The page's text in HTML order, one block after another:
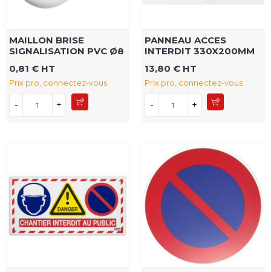
MAILLON BRISE
SIGNALISATION PVC Ø8
0,81 € HT
Prix pro, connectez-vous
- +
PANNEAU ACCES
INTERDIT 330X200MM
13,80 € HT
Prix pro, connectez-vous
- +